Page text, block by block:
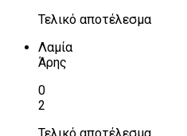
Τελικό αποτέλεσμα
Λαμία
Άρης
0
2